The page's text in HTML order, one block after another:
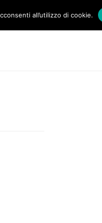
all’utilizzo di cookie.